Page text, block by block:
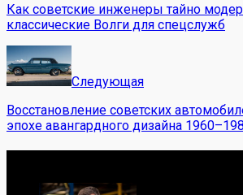
Как советские инженеры тайно
классические Волги для спецслужб
Следующая
Восстановление советских
эпохе авангардного дизайна